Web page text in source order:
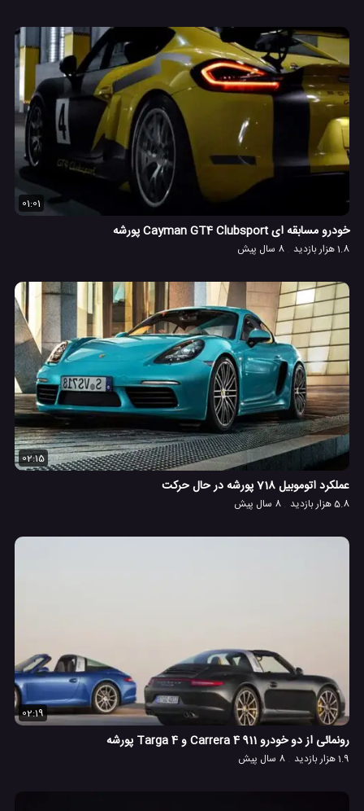
01:01
خودرو مسابقه ای Cayman GT4 Clubsport پورشه
1.8 هزار بازدید 8 سال پیش
02:15
عملکرد اتوموبیل 718 پورشه در حال حرکت
5.8 هزار بازدید 8 سال پیش
02:19
رونمائی از دو خودرو 911 Carrera 4 و Targa 4 پورشه
1.9 هزار بازدید 8 سال پیش